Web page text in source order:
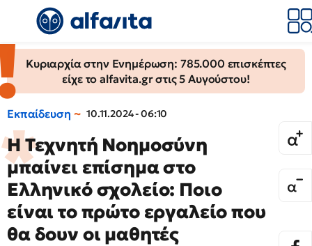
Κυριαρχία στην Ενημέρωση: 785.000 επισκέπτες
είχε το alfavita.gr στις 5 Αυγούστου!
Εκπαίδευση 10.11.2024 - 06:10
Η Τεχνητή Νοημοσύνη
μπαίνει επίσημα στο
Ελληνικό σχολείο: Ποιο
είναι το πρώτο εργαλείο που
θα δουν οι μαθητές